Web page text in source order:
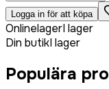
Logga in för att köpa
OnlinelagerI lager
Din butikI lager
Populära